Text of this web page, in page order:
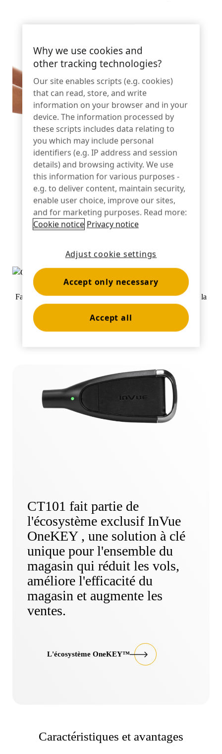
Constructeurs d'appareils
Banque
L'éducation
La mobilité instantanée permet aux associés de travailler
Faciliter le libre-service pour les clients en gardant à l'esprit la
CT101 fait partie de
l'écosystème exclusif InVue
OneKEY , une solution à clé
unique pour l'ensemble du
magasin qui réduit les vols,
améliore l'efficacité du
magasin et augmente les
ventes.
L'écosystème OneKEY™
Caractéristiques et avantages
Why we use cookies and
other tracking technologies?
Our site enables scripts (e.g. cookies)
that can read, store, and write
information on your browser and in your
device. The information processed by
these scripts includes data relating to
you which may include personal
identifiers (e.g. IP address and session
details) and browsing activity. We use
this information for various purposes -
e.g. to deliver content, maintain security,
enable user choice, improve our sites,
and for marketing purposes. Read more:
Cookie notice Privacy notice
Adjust cookie settings
Accept only necessary
Accept all